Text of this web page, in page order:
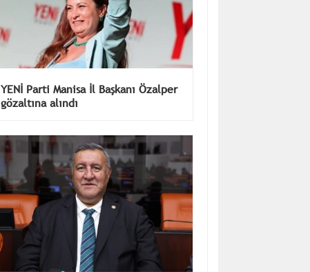
YENİ Parti Manisa İl Başkanı Özalper